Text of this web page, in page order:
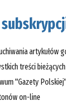
artykułów
treści
"Gazety
on-line